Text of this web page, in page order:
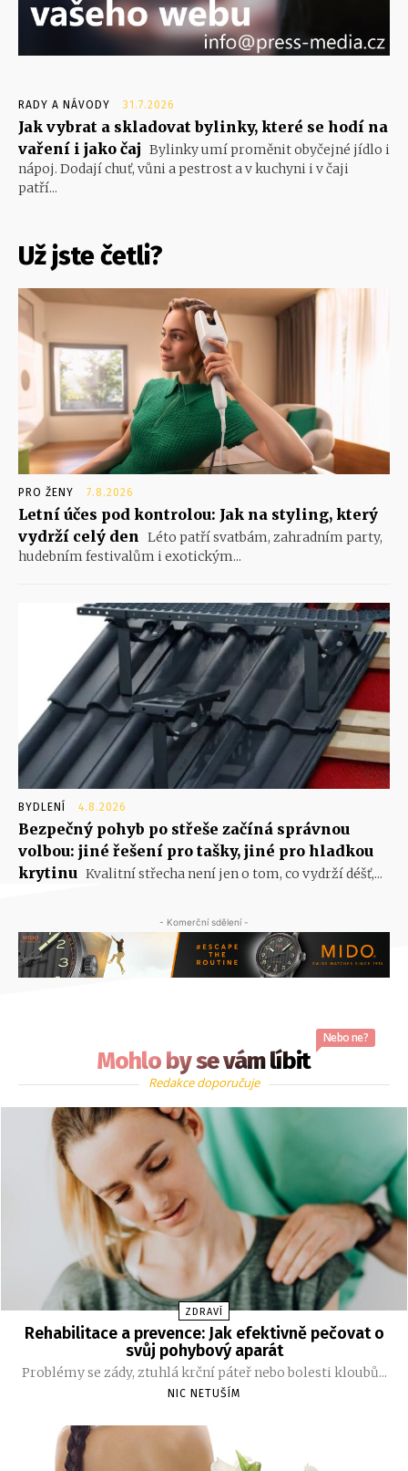
RADY A NÁVODY 31.7.2026
Jak vybrat a skladovat bylinky, které se hodí na
vaření i jako čaj Bylinky umí proměnit obyčejné jídlo i
nápoj. Dodají chuť, vůni a pestrost a v kuchyni i v čaji
patří...
Už jste četli?
PRO ŽENY 7.8.2026
Letní účes pod kontrolou: Jak na styling, který
vydrží celý den
Léto patří svatbám, zahradním party,
hudebním festivalům i exotickým...
BYDLENÍ 4.8.2026
Bezpečný pohyb po střeše začíná správnou
volbou: jiné řešení pro tašky, jiné pro hladkou
krytinu Kvalitní střecha není jen o tom, co vydrží déšť,...
- Komerční sdělení -
Mohlo by se vám líbit
Nebo ne?
Redakce doporučuje
ZDRAVÍ
Rehabilitace a prevence: Jak efektivně pečovat o
svůj pohybový aparát
Problémy se zády, ztuhlá krční páteř nebo bolesti kloubů...
NIC NETUŠÍM